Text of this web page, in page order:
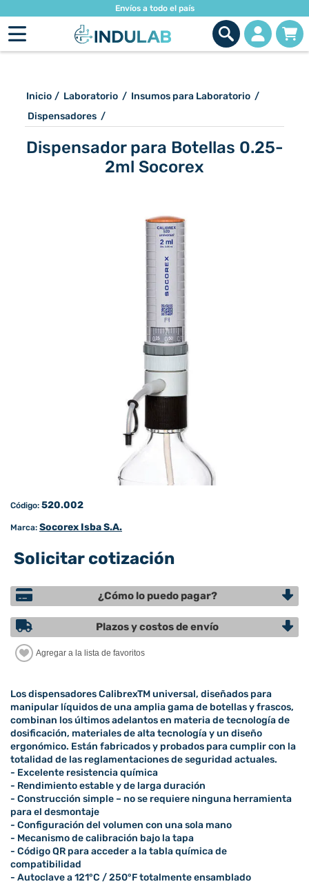
Envíos a todo el país
Inicio / Laboratorio / Insumos para Laboratorio /
Dispensadores /
Dispensador para Botellas 0.25-
2ml Socorex
Código: 520.002
Marca: Socorex Isba S.A.
Solicitar cotización
¿Cómo lo puedo pagar?
Plazos y costos de envío
Los dispensadores CalibrexTM universal, diseñados para
manipular líquidos de una amplia gama de botellas y frascos,
combinan los últimos adelantos en materia de tecnología de
dosificación, materiales de alta tecnología y un diseño
ergonómico. Están fabricados y probados para cumplir con la
totalidad de las reglamentaciones de seguridad actuales.
- Excelente resistencia química
- Rendimiento estable y de larga duración
- Construcción simple – no se requiere ninguna herramienta
para el desmontaje
- Configuración del volumen con una sola mano
- Mecanismo de calibración bajo la tapa
- Código QR para acceder a la tabla química de
compatibilidad
- Autoclave a 121°C / 250°F totalmente ensamblado